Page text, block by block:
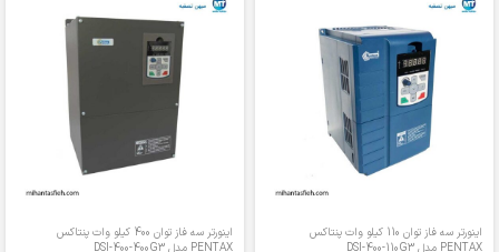
اینورتر سه فاز توان 110 کیلو وات پنتاکس
PENTAX مدل DSI-400-110G3
اینورتر سه فاز توان 400 کیلو وات پنتاکس
PENTAX مدل DSI-400-400G3